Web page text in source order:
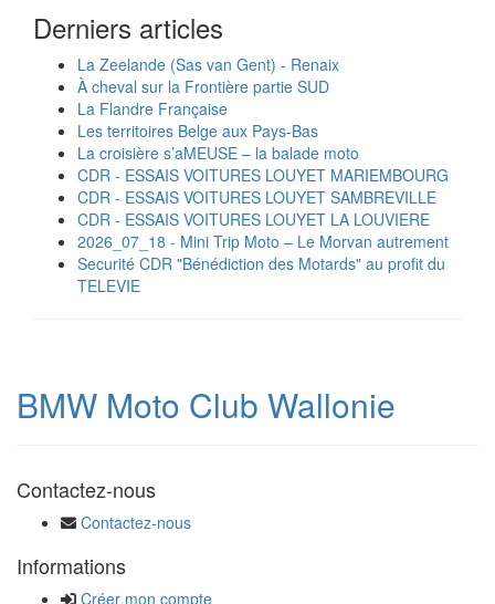
Derniers articles
La Zeelande (Sas van Gent) - Renaix
À cheval sur la Frontière partie SUD
La Flandre Française
Les territoires Belge aux Pays-Bas
La croisière s’aMEUSE – la balade moto
CDR - ESSAIS VOITURES LOUYET MARIEMBOURG
CDR - ESSAIS VOITURES LOUYET SAMBREVILLE
CDR - ESSAIS VOITURES LOUYET LA LOUVIERE
2026_07_18 - Mini Trip Moto – Le Morvan autrement
Securité CDR "Bénédiction des Motards" au profit du
TELEVIE
BMW Moto Club Wallonie
Contactez-nous
Contactez-nous
Informations
Créer mon compte